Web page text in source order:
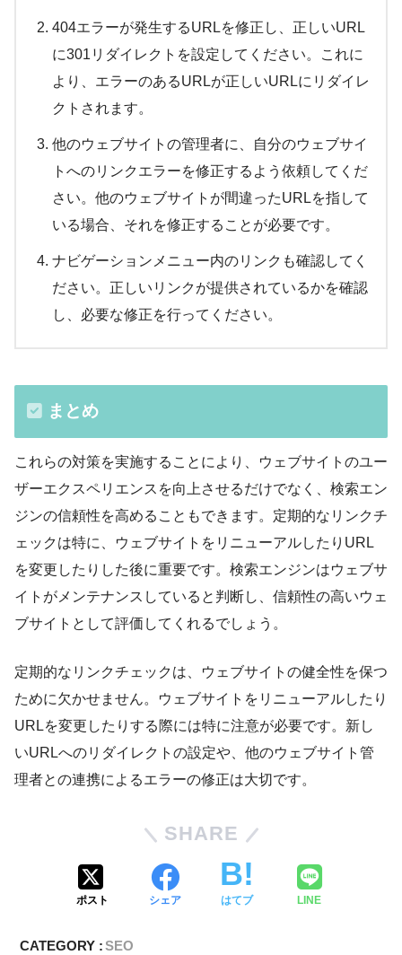
404エラーが発生するURLを修正し、正しいURL
に301リダイレクトを設定してください。これに
より、エラーのあるURLが正しいURLにリダイレ
クトされます。
他のウェブサイトの管理者に、自分のウェブサイ
トへのリンクエラーを修正するよう依頼してくだ
さい。他のウェブサイトが間違ったURLを指して
いる場合、それを修正することが必要です。
ナビゲーションメニュー内のリンクも確認してく
ださい。正しいリンクが提供されているかを確認
し、必要な修正を行ってください。
まとめ
これらの対策を実施することにより、ウェブサイトのユー
ザーエクスペリエンスを向上させるだけでなく、検索エン
ジンの信頼性を高めることもできます。定期的なリンクチ
ェックは特に、ウェブサイトをリニューアルしたりURL
を変更したりした後に重要です。検索エンジンはウェブサ
イトがメンテナンスしていると判断し、信頼性の高いウェ
ブサイトとして評価してくれるでしょう。
定期的なリンクチェックは、ウェブサイトの健全性を保つ
ために欠かせません。ウェブサイトをリニューアルしたり
URLを変更したりする際には特に注意が必要です。新し
いURLへのリダイレクトの設定や、他のウェブサイト管
理者との連携によるエラーの修正は大切です。
SHARE
ポスト シェア はてブ LINE
CATEGORY :SEO